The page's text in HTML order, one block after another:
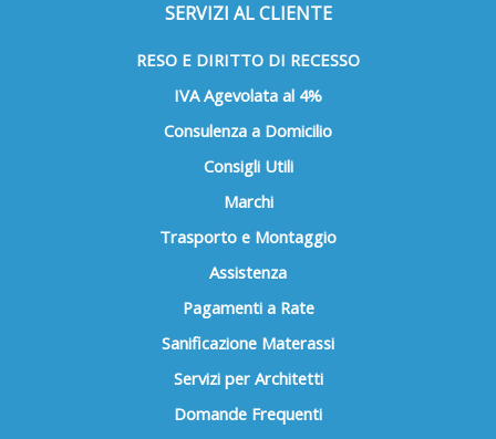
SERVIZI AL CLIENTE
RESO E DIRITTO DI RECESSO
IVA Agevolata al 4%
Consulenza a Domicilio
Consigli Utili
Marchi
Trasporto e Montaggio
Assistenza
Pagamenti a Rate
Sanificazione Materassi
Servizi per Architetti
Domande Frequenti